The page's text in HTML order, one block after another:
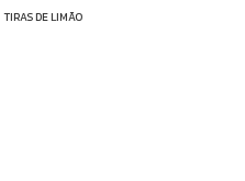
TIRAS DE LIMÃO